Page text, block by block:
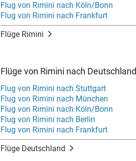
Flug von Rimini nach Köln/Bonn
Flug von Rimini nach Frankfurt
Flüge Rimini
Flüge von Rimini nach Deutschland
Flug von Rimini nach Stuttgart
Flug von Rimini nach München
Flug von Rimini nach Köln/Bonn
Flug von Rimini nach Berlin
Flug von Rimini nach Frankfurt
Flüge Deutschland